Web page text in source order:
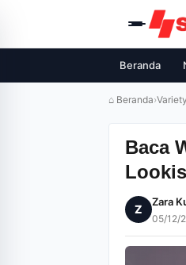
Beranda
⌂ Beranda›Variety
Baca
Z
Zara
05/12/